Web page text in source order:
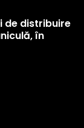
de distribuire
în